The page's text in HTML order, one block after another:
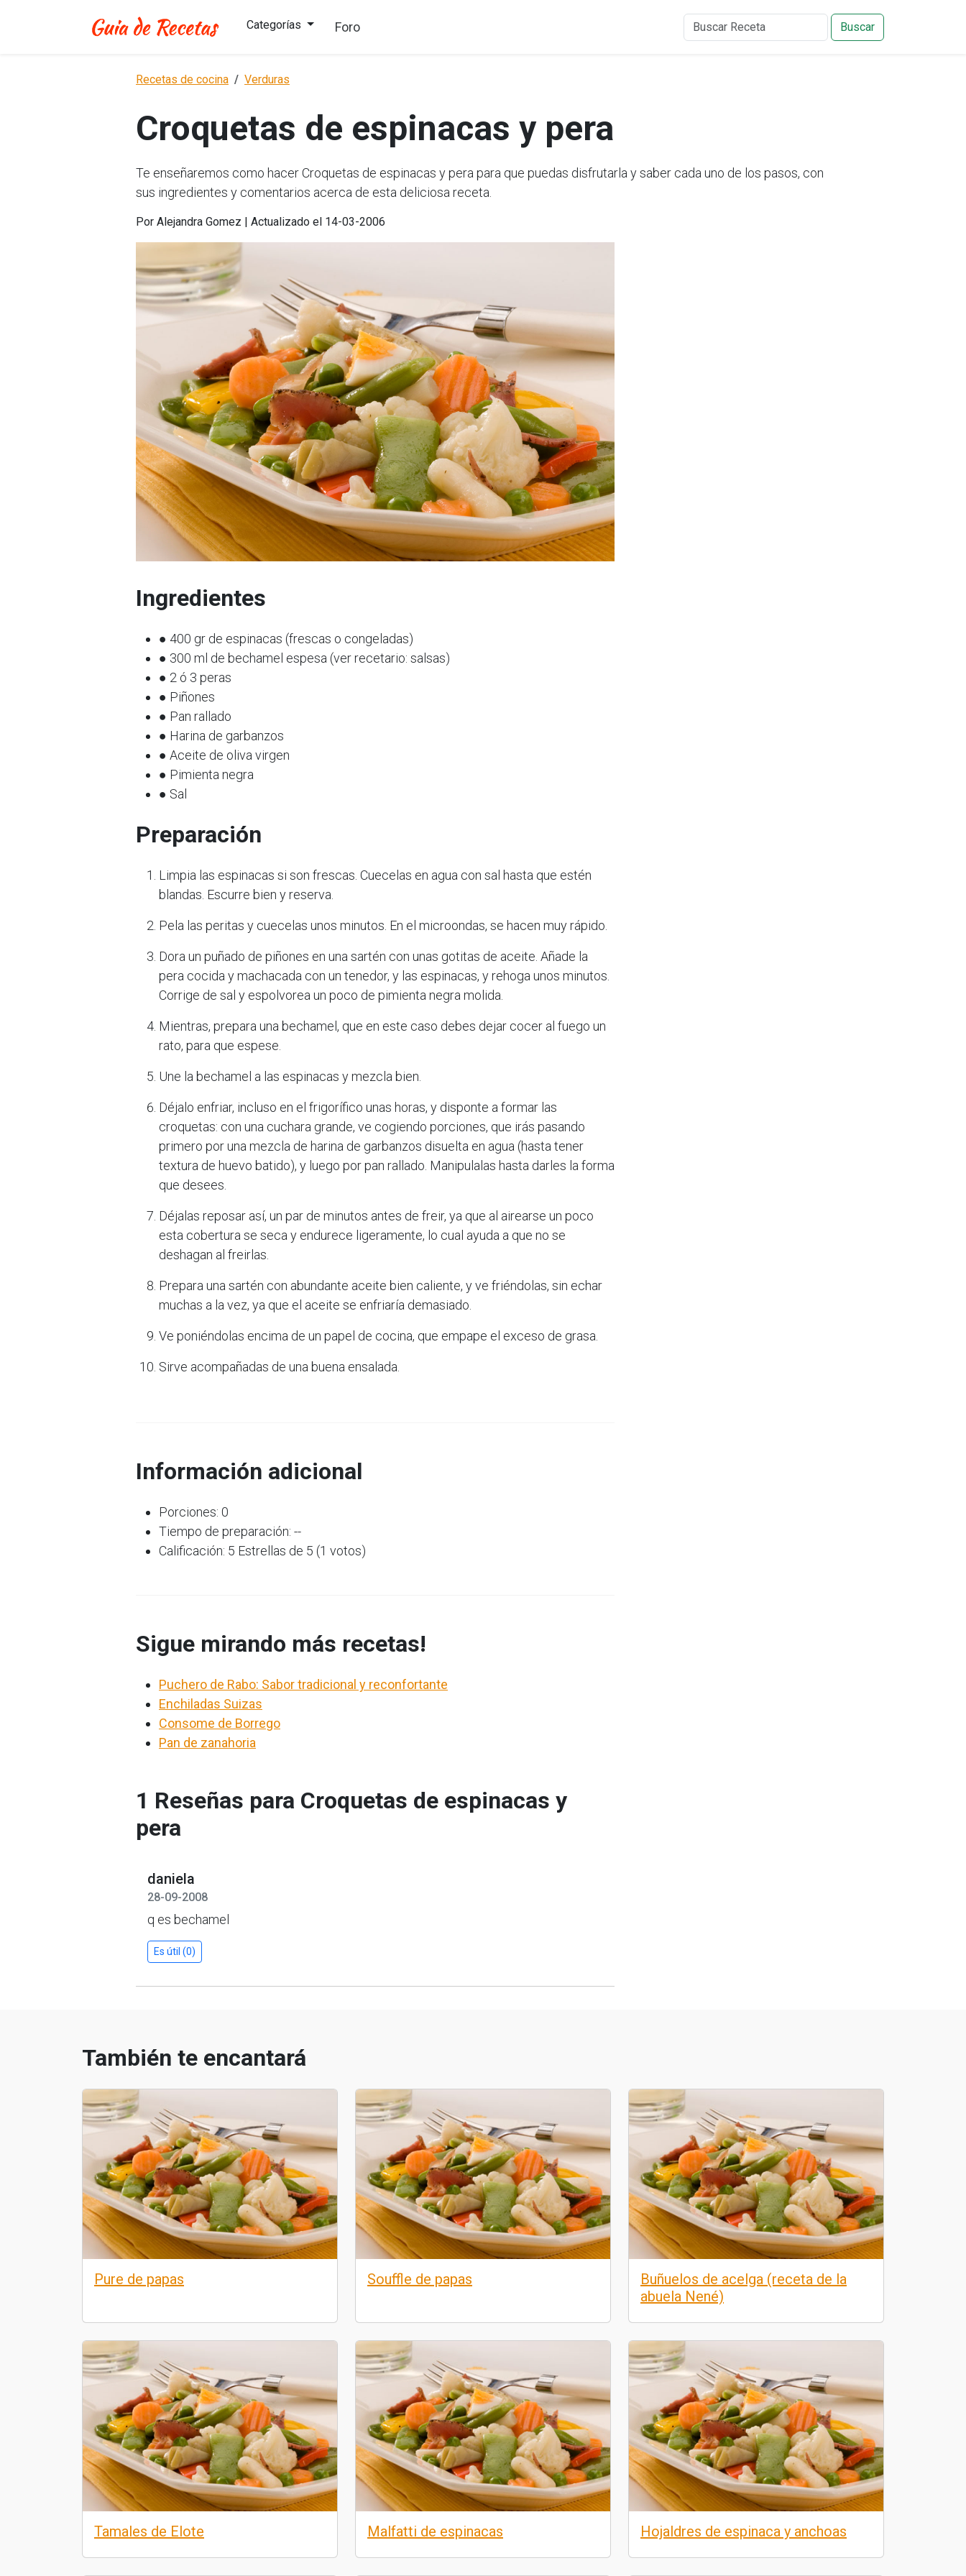
Categorías Foro Buscar
Recetas de cocina Verduras
Croquetas de espinacas y pera
Te enseñaremos como hacer Croquetas de espinacas y pera para que puedas disfrutarla y saber cada uno de los pasos, con
sus ingredientes y comentarios acerca de esta deliciosa receta.
Por Alejandra Gomez | Actualizado el 14-03-2006
Ingredientes
● 400 gr de espinacas (frescas o congeladas)
● 300 ml de bechamel espesa (ver recetario: salsas)
● 2 ó 3 peras
● Piñones
● Pan rallado
● Harina de garbanzos
● Aceite de oliva virgen
● Pimienta negra
● Sal
Preparación
Limpia las espinacas si son frescas. Cuecelas en agua con sal hasta que estén
blandas. Escurre bien y reserva.
Pela las peritas y cuecelas unos minutos. En el microondas, se hacen muy rápido.
Dora un puñado de piñones en una sartén con unas gotitas de aceite. Añade la
pera cocida y machacada con un tenedor, y las espinacas, y rehoga unos minutos.
Corrige de sal y espolvorea un poco de pimienta negra molida.
Mientras, prepara una bechamel, que en este caso debes dejar cocer al fuego un
rato, para que espese.
Une la bechamel a las espinacas y mezcla bien.
Déjalo enfriar, incluso en el frigorífico unas horas, y disponte a formar las
croquetas: con una cuchara grande, ve cogiendo porciones, que irás pasando
primero por una mezcla de harina de garbanzos disuelta en agua (hasta tener
textura de huevo batido), y luego por pan rallado. Manipulalas hasta darles la forma
que desees.
Déjalas reposar así, un par de minutos antes de freir, ya que al airearse un poco
esta cobertura se seca y endurece ligeramente, lo cual ayuda a que no se
deshagan al freirlas.
Prepara una sartén con abundante aceite bien caliente, y ve friéndolas, sin echar
muchas a la vez, ya que el aceite se enfriaría demasiado.
Ve poniéndolas encima de un papel de cocina, que empape el exceso de grasa.
Sirve acompañadas de una buena ensalada.
Información adicional
Porciones: 0
Tiempo de preparación: --
Calificación: 5 Estrellas de 5 (1 votos)
Sigue mirando más recetas!
Puchero de Rabo: Sabor tradicional y reconfortante
Enchiladas Suizas
Consome de Borrego
Pan de zanahoria
1 Reseñas para Croquetas de espinacas y
pera
daniela
28-09-2008
q es bechamel
Es útil (0)
También te encantará
Pure de papas Souffle de papas
Buñuelos de acelga (receta de la
abuela Nené)
Tamales de Elote Malfatti de espinacas Hojaldres de espinaca y anchoas